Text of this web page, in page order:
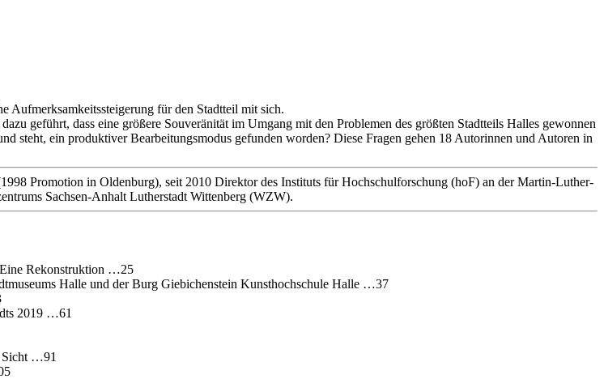
Aufmerksamkeitssteigerung für den Stadtteil mit sich.
geführt, dass eine größere Souveränität im Umgang mit den Problemen des größten Stadtteils Halles gewonnen
steht, ein produktiver Bearbeitungsmodus gefunden worden? Diese Fragen gehen 18 Autorinnen und Autoren in
Promotion in Oldenburg), seit 2010 Direktor des Instituts für Hochschulforschung (hoF) an der Martin-Luther-
Sachsen-Anhalt Lutherstadt Wittenberg (WZW).
Eine Rekonstruktion …25
Halle und der Burg Giebichenstein Kunsthochschule Halle …37
2019 …61
Sicht …91